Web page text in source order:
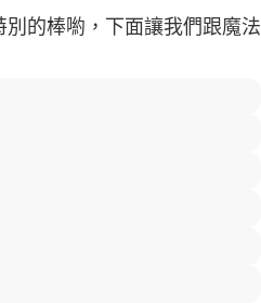
別的棒喲，下面讓我們跟魔法